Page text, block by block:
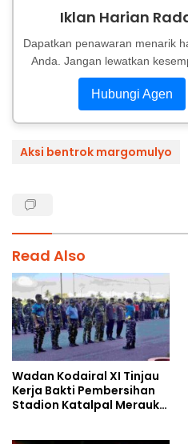
Iklan Harian
Dapatkan penawaran menarik
Anda. Jangan lewatkan
Hubungi Agen
Aksi bentrok margomulyo
Read Also
Wadan Kodairal XI Tinjau
Kerja Bakti Pembersihan
Stadion Katalpal Merauke,